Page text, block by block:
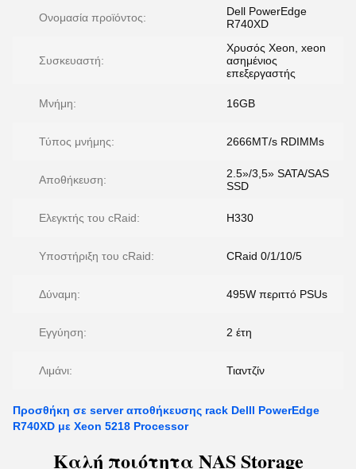
Ονομασία προϊόντος:
Dell PowerEdge
R740XD
Συσκευαστή:
Χρυσός Xeon, xeon
ασημένιος
επεξεργαστής
Μνήμη: 16GB
Τύπος μνήμης: 2666MT/s RDIMMs
Αποθήκευση:
2.5»/3,5» SATA/SAS
SSD
Ελεγκτής του cRaid: H330
Υποστήριξη του cRaid: CRaid 0/1/10/5
Δύναμη: 495W περιττό PSUs
Εγγύηση: 2 έτη
Λιμάνι: Τιαντζίν
Προσθήκη σε server αποθήκευσης rack Delll PowerEdge
R740XD με Xeon 5218 Processor
Καλή ποιότητα NAS Storage